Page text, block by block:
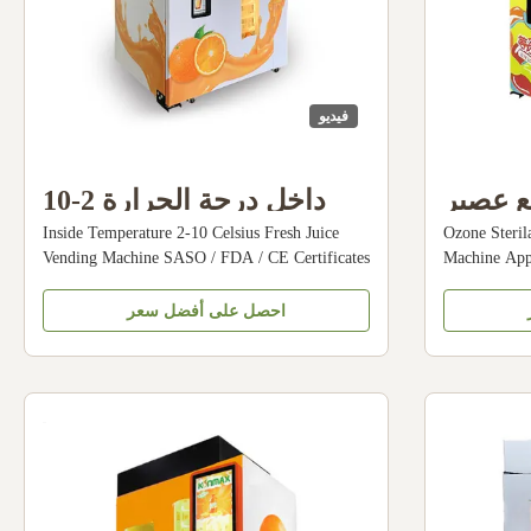
عصير
بطاقة
Ozone
Machine
vending
, cooling the
فيديو
داخل درجة الحرارة 2-10
مئوية آلة بيع العصير الطازج
Inside Temperature 2-10 Celsius Fresh Juice
Vending Machine SASO / FDA / CE Certificates
Description : Orange juice vending machine is
automatically squezing fruits , cooling the juice
and seal the cup machine without person put the
احصل على أفضل سعر